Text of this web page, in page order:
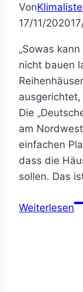
Von
17/11/2020
„Sowas
nicht bauen
Die
am
einfachen
dass die
sollen. Das
Weiterlesen